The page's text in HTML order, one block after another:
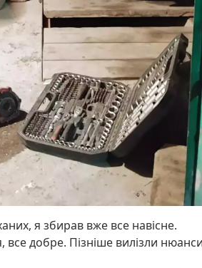
я збирав вже все навісне.
все добре. Пізніше вилізли